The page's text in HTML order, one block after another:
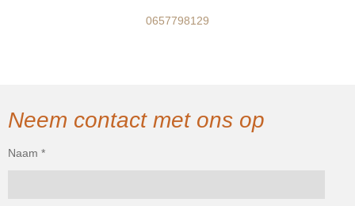
0657798129
Neem contact met ons op
Naam *